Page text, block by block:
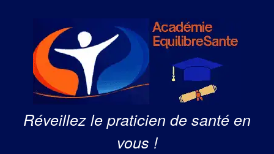
Réveillez le praticien de santé en
vous !